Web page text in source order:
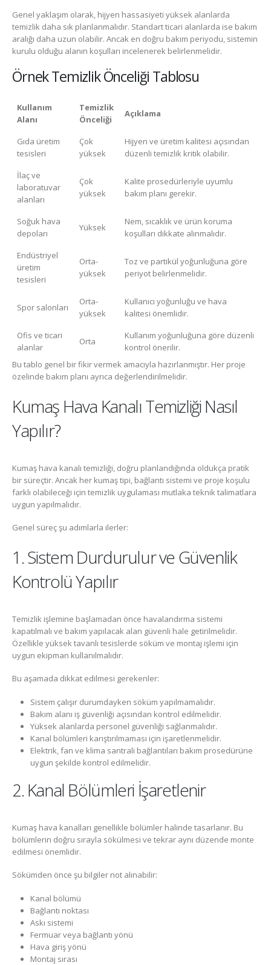
Genel yaklaşım olarak, hijyen hassasiyeti yüksek alanlarda
temizlik daha sık planlanmalıdır. Standart ticari alanlarda ise bakım
aralığı daha uzun olabilir. Ancak en doğru bakım periyodu, sistemin
kurulu olduğu alanın koşulları incelenerek belirlenmelidir.
Örnek Temizlik Önceliği Tablosu
Kullanım
Alanı
Temizlik
Önceliği
Açıklama
Gıda üretim
tesisleri
Çok
yüksek
Hijyen ve üretim kalitesi açısından
düzenli temizlik kritik olabilir.
İlaç ve
laboratuvar
alanları
Çok
yüksek
Kalite prosedürleriyle uyumlu
bakım planı gerekir.
Soğuk hava
depoları
Yüksek
Nem, sıcaklık ve ürün koruma
koşulları dikkate alınmalıdır.
Endüstriyel
üretim
tesisleri
Orta-
yüksek
Toz ve partikül yoğunluğuna göre
periyot belirlenmelidir.
Spor salonları
Orta-
yüksek
Kullanıcı yoğunluğu ve hava
kalitesi önemlidir.
Ofis ve ticari
alanlar
Orta
Kullanım yoğunluğuna göre düzenli
kontrol önerilir.
Bu tablo genel bir fikir vermek amacıyla hazırlanmıştır. Her proje
özelinde bakım planı ayrıca değerlendirilmelidir.
Kumaş Hava Kanalı Temizliği Nasıl
Yapılır?
Kumaş hava kanalı temizliği, doğru planlandığında oldukça pratik
bir süreçtir. Ancak her kumaş tipi, bağlantı sistemi ve proje koşulu
farklı olabileceği için temizlik uygulaması mutlaka teknik talimatlara
uygun yapılmalıdır.
Genel süreç şu adımlarla ilerler:
1. Sistem Durdurulur ve Güvenlik
Kontrolü Yapılır
Temizlik işlemine başlamadan önce havalandırma sistemi
kapatılmalı ve bakım yapılacak alan güvenli hale getirilmelidir.
Özellikle yüksek tavanlı tesislerde söküm ve montaj işlemi için
uygun ekipman kullanılmalıdır.
Bu aşamada dikkat edilmesi gerekenler:
Sistem çalışır durumdayken söküm yapılmamalıdır.
Bakım alanı iş güvenliği açısından kontrol edilmelidir.
Yüksek alanlarda personel güvenliği sağlanmalıdır.
Kanal bölümleri karıştırılmaması için işaretlenmelidir.
Elektrik, fan ve klima santrali bağlantıları bakım prosedürüne
uygun şekilde kontrol edilmelidir.
2. Kanal Bölümleri İşaretlenir
Kumaş hava kanalları genellikle bölümler halinde tasarlanır. Bu
bölümlerin doğru sırayla sökülmesi ve tekrar aynı düzende monte
edilmesi önemlidir.
Sökümden önce şu bilgiler not alınabilir:
Kanal bölümü
Bağlantı noktası
Askı sistemi
Fermuar veya bağlantı yönü
Hava giriş yönü
Montaj sırası